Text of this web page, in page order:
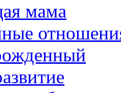
мама